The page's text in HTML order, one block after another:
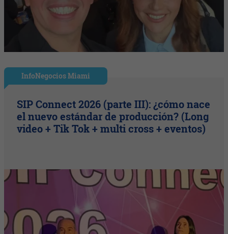
InfoNegocios Miami
SIP Connect 2026 (parte III): ¿cómo nace
el nuevo estándar de producción? (Long
video + Tik Tok + multi cross + eventos)